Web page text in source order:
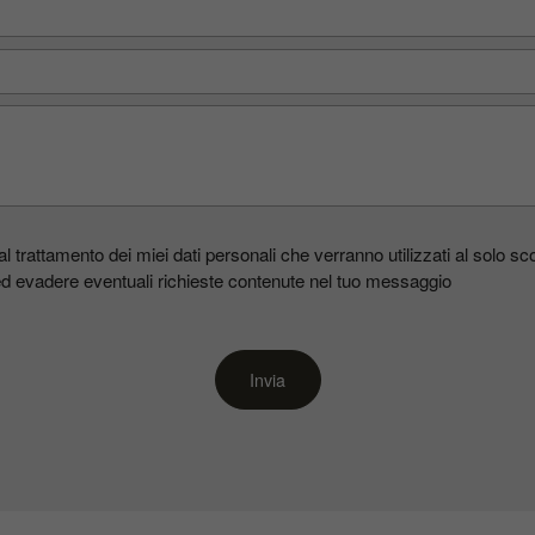
trattamento dei miei dati personali che verranno utilizzati al solo
evadere eventuali richieste contenute nel tuo messaggio
Invia